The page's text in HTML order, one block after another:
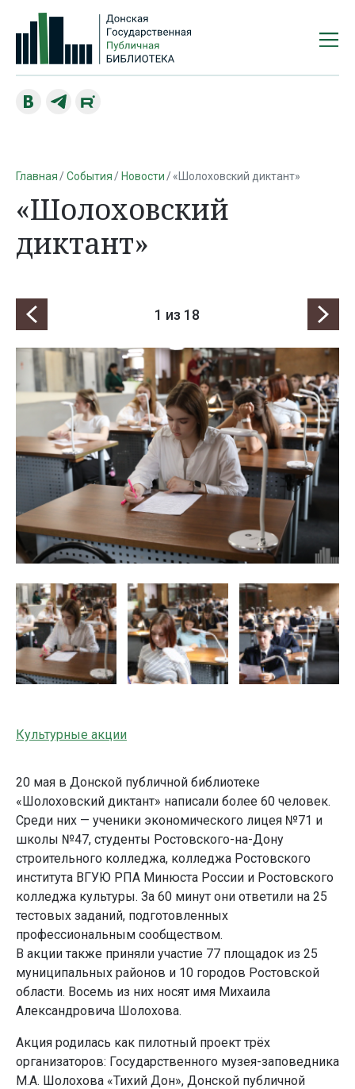
Главная События Новости «Шолоховский диктант»
«Шолоховский
диктант»
1 из 18
Культурные акции
20 мая в Донской публичной библиотеке
«Шолоховский диктант» написали более 60 человек.
Среди них — ученики экономического лицея №71 и
школы №47, студенты Ростовского-на-Дону
строительного колледжа, колледжа Ростовского
института ВГУЮ РПА Минюста России и Ростовского
колледжа культуры. За 60 минут они ответили на 25
тестовых заданий, подготовленных
профессиональным сообществом.
В акции также приняли участие 77 площадок из 25
муниципальных районов и 10 городов Ростовской
области. Восемь из них носят имя Михаила
Александровича Шолохова.
Акция родилась как пилотный проект трёх
организаторов: Государственного музея-заповедника
М.А. Шолохова «Тихий Дон», Донской публичной